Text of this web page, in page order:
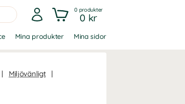
0 produkter
0 kr
Mina produkter Mina sidor
| Miljövänligt
|